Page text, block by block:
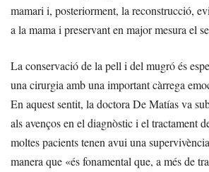
mamari i, posteriorment, la reconstrucció,
a la mama i preservant en major mesura el
La conservació de la pell i del mugró és
una cirurgia amb una important càrrega
En aquest sentit, la doctora De Matías va
als avenços en el diagnòstic i el tractament
moltes pacients tenen avui una
manera que «és fonamental que, a més de